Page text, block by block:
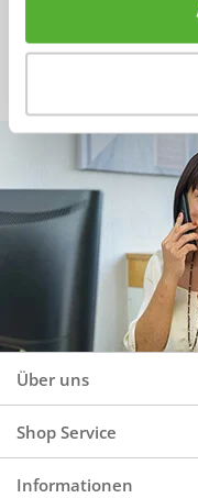
+49 (0)4244 965
Über uns
Shop Service
Informationen